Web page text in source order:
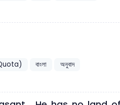
বাংলা
অনুবাদ